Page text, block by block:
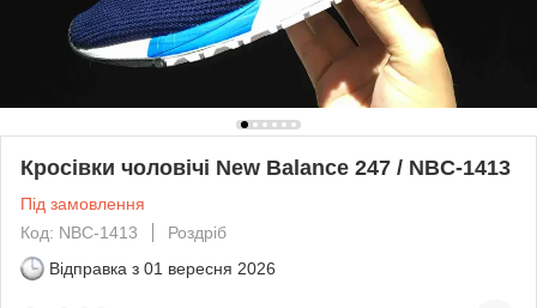
Кросівки чоловічі New Balance 247 / NBC-1413
Під замовлення
Код: NBC-1413
Роздріб
Відправка з 01 вересня 2026